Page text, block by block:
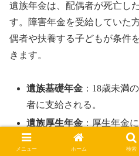
遺族年金は、配偶者が死亡し
す。障害年金を受給していた
偶者や扶養する子どもが条件
きます。
遺族基礎年金 ：18歳未満
者に支給される。
遺族厚生年金：厚生年金
った際に支給される。
メニュー ホーム 検索